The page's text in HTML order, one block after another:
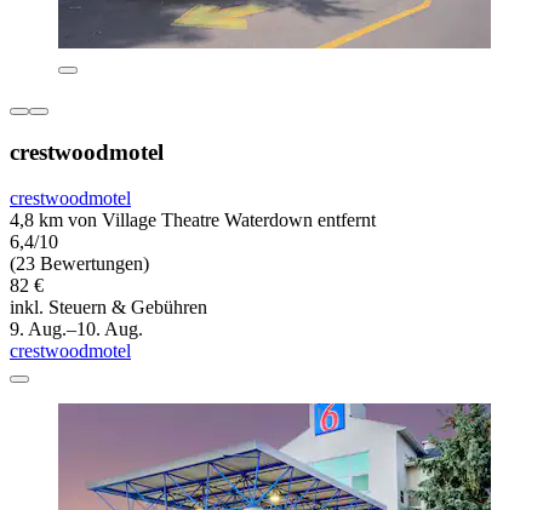
crestwoodmotel
crestwoodmotel
4,8 km von Village Theatre Waterdown entfernt
6,4/10
(23 Bewertungen)
82 €
inkl. Steuern & Gebühren
9. Aug.–10. Aug.
crestwoodmotel